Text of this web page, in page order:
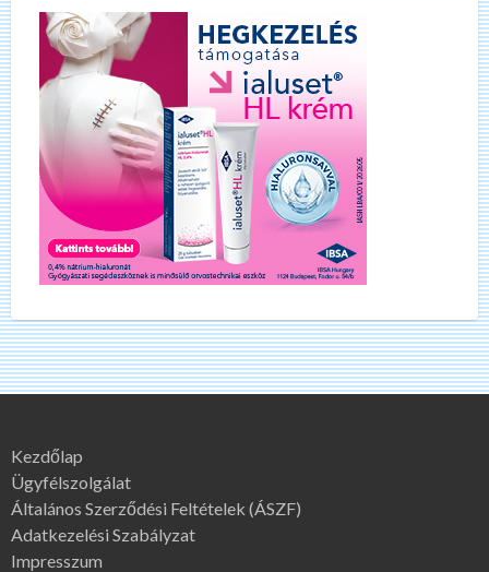
Kezdőlap
Ügyfélszolgálat
Általános Szerződési Feltételek (ÁSZF)
Adatkezelési Szabályzat
Impresszum